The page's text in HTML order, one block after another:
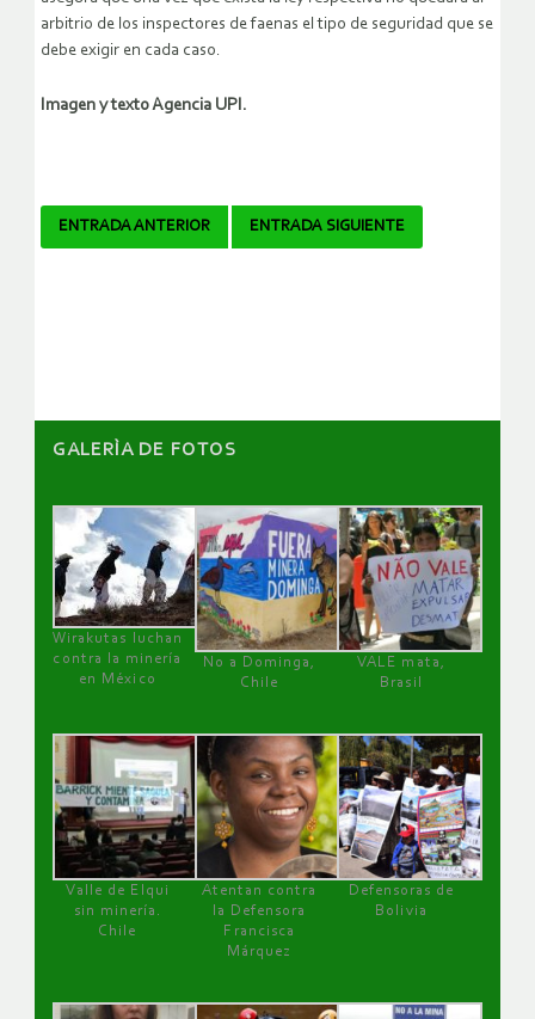
arbitrio de los inspectores de faenas el tipo de seguridad que se
debe exigir en cada caso.
Imagen y texto Agencia UPI.
Navegador
ENTRADA ANTERIOR ENTRADA SIGUIENTE
GALERÌA DE FOTOS
Wirakutas luchan
contra la minería
en México
No a Dominga,
Chile
VALE mata,
Brasil
Valle de Elqui
sin minería.
Chile
Atentan contra
la Defensora
Francisca
Márquez
Defensoras de
Bolivia